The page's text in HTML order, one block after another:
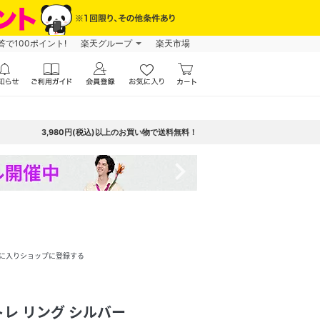
で100ポイント! 楽天グループ 楽天市場
3,980円(税込)以上のお買い物で送料無料！
入りショップに登録する
リング シルバー